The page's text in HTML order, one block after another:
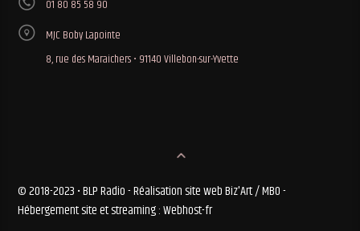
01 80 85 58 90
MJC Boby Lapointe
8, rue des Maraichers • 91140 Villebon-sur-Yvette
© 2018-2023 • BLP Radio - Réalisation site web Biz'Art / MBO -
Hébergement site et streaming : Webhost-fr